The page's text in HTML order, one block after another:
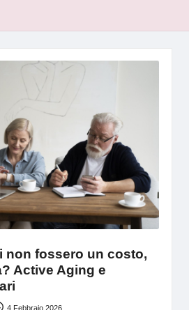
non fossero un costo,
Active Aging e
4 Febbraio 2026